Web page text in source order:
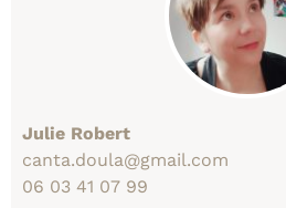
Julie Robert
canta.doula@gmail.com
06 03 41 07 99